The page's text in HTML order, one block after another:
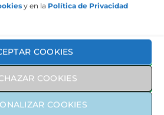
y en la Política de Privacidad
COOKIES
COOKIES
COOKIES
para
personalizadas para tus
coches Mazda en renting en
de un vehículo y